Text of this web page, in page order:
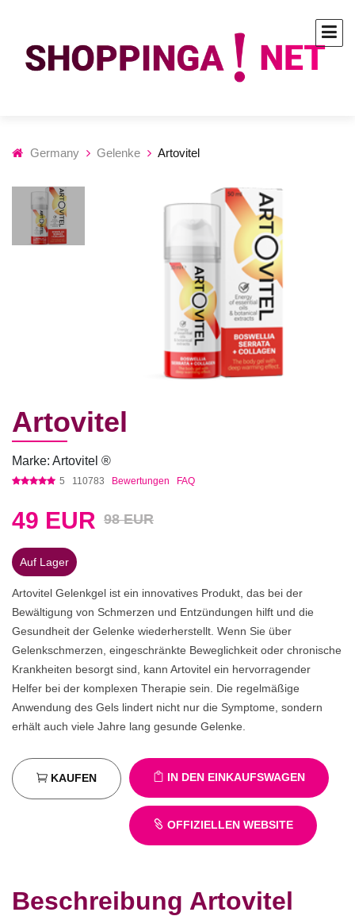
Germany Gelenke Artovitel
Artovitel
Marke: Artovitel ®
5 110783 Bewertungen FAQ
49 EUR 98 EUR
Auf Lager
Artovitel Gelenkgel ist ein innovatives Produkt, das bei der
Bewältigung von Schmerzen und Entzündungen hilft und die
Gesundheit der Gelenke wiederherstellt. Wenn Sie über
Gelenkschmerzen, eingeschränkte Beweglichkeit oder chronische
Krankheiten besorgt sind, kann Artovitel ein hervorragender
Helfer bei der komplexen Therapie sein. Die regelmäßige
Anwendung des Gels lindert nicht nur die Symptome, sondern
erhält auch viele Jahre lang gesunde Gelenke.
IN DEN EINKAUFSWAGEN
KAUFEN
OFFIZIELLEN WEBSITE
Beschreibung Artovitel